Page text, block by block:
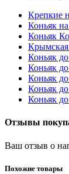
Крепкие
Коньяк
Коньяк
Коньяк
Коньяк
Коньяк
Коньяк
Коньяк
Отзывы
Ваш отзыв о
Похожие товары